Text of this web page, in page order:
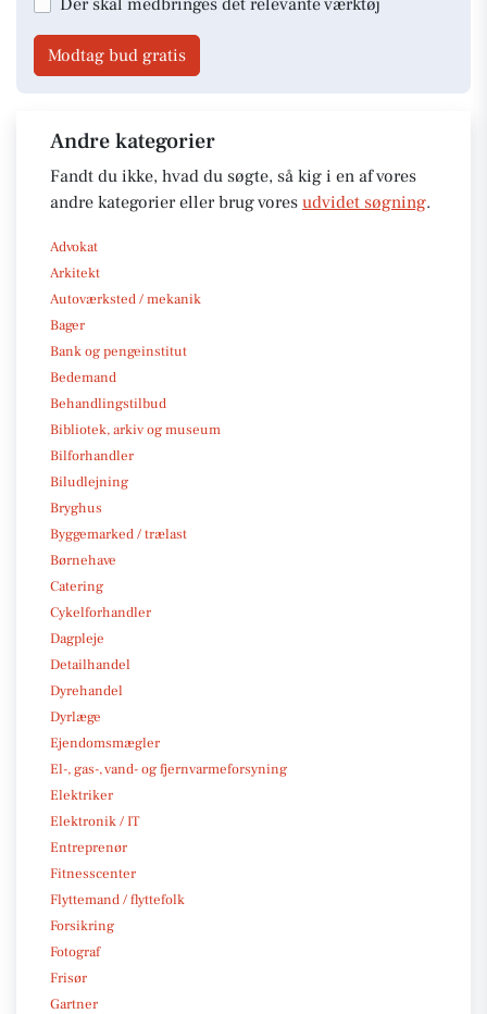
Modtag bud gratis
Andre kategorier
Fandt du ikke, hvad du søgte, så kig i en af vores
andre kategorier eller brug vores udvidet søgning.
Advokat
Arkitekt
Autoværksted / mekanik
Bager
Bank og pengeinstitut
Bedemand
Behandlingstilbud
Bibliotek, arkiv og museum
Bilforhandler
Biludlejning
Bryghus
Byggemarked / trælast
Børnehave
Catering
Cykelforhandler
Dagpleje
Detailhandel
Dyrehandel
Dyrlæge
Ejendomsmægler
El-, gas-, vand- og fjernvarmeforsyning
Elektriker
Elektronik / IT
Entreprenør
Fitnesscenter
Flyttemand / flyttefolk
Forsikring
Fotograf
Frisør
Gartner